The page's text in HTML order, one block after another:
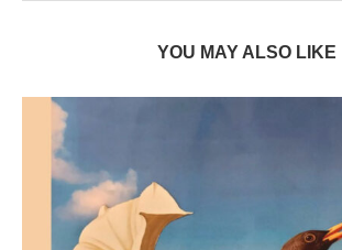
YOU MAY ALSO LIKE